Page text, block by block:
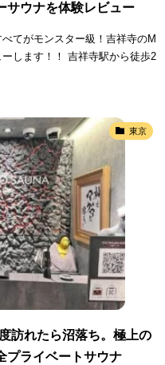
サウナを体験レビュー
てがモンスター級！吉祥寺のM
します！！ 吉祥寺駅から徒歩2
東京
訪れたら沼落ち。極上の
プライベートサウナ